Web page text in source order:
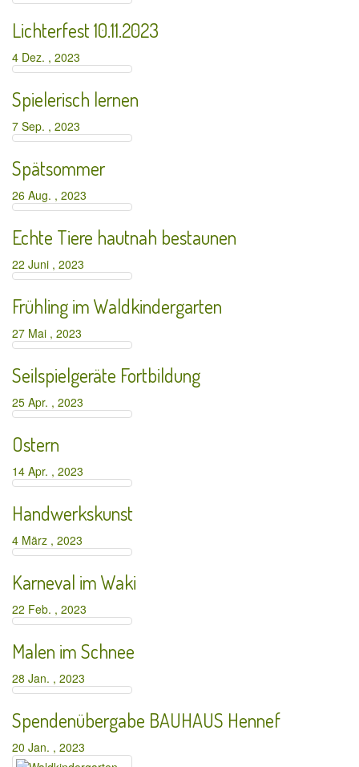
Lichterfest 10.11.2023
4 Dez. , 2023
Spielerisch lernen
7 Sep. , 2023
Spätsommer
26 Aug. , 2023
Echte Tiere hautnah bestaunen
22 Juni , 2023
Frühling im Waldkindergarten
27 Mai , 2023
Seilspielgeräte Fortbildung
25 Apr. , 2023
Ostern
14 Apr. , 2023
Handwerkskunst
4 März , 2023
Karneval im Waki
22 Feb. , 2023
Malen im Schnee
28 Jan. , 2023
Spendenübergabe BAUHAUS Hennef
20 Jan. , 2023